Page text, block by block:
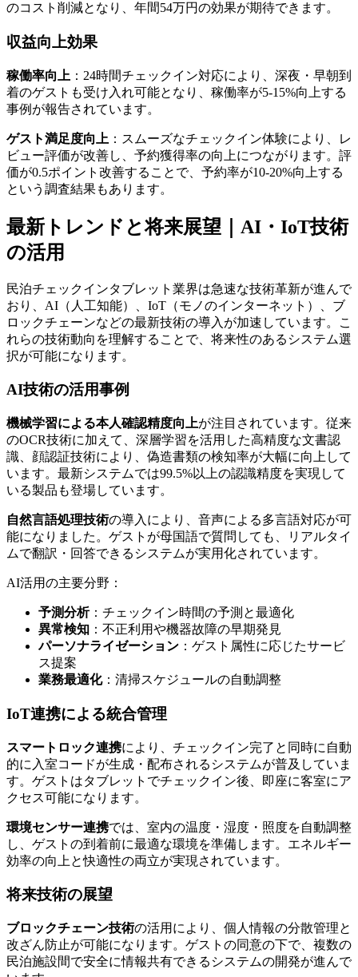
のコスト削減となり、年間54万円の効果が期待できます。
収益向上効果
稼働率向上 ：24時間チェックイン対応により、深夜・早朝到
着のゲストも受け入れ可能となり、稼働率が5-15%向上する
事例が報告されています。
ゲスト満足度向上 ：スムーズなチェックイン体験により、レ
ビュー評価が改善し、予約獲得率の向上につながります。評
価が0.5ポイント改善することで、予約率が10-20%向上する
という調査結果もあります。
最新トレンドと将来展望｜AI・IoT技術
の活用
民泊チェックインタブレット業界は急速な技術革新が進んで
おり、AI（人工知能）、IoT（モノのインターネット）、ブ
ロックチェーンなどの最新技術の導入が加速しています。こ
れらの技術動向を理解することで、将来性のあるシステム選
択が可能になります。
AI技術の活用事例
機械学習による本人確認精度向上が注目されています。従来
のOCR技術に加えて、深層学習を活用した高精度な文書認
識、顔認証技術により、偽造書類の検知率が大幅に向上して
います。最新システムでは99.5%以上の認識精度を実現して
いる製品も登場しています。
自然言語処理技術の導入により、音声による多言語対応が可
能になりました。ゲストが母国語で質問しても、リアルタイ
ムで翻訳・回答できるシステムが実用化されています。
AI活用の主要分野：
予測分析：チェックイン時間の予測と最適化
異常検知 ：不正利用や機器故障の早期発見
パーソナライゼーション ：ゲスト属性に応じたサービ
ス提案
業務最適化：清掃スケジュールの自動調整
IoT連携による統合管理
スマートロック連携により、チェックイン完了と同時に自動
的に入室コードが生成・配布されるシステムが普及していま
す。ゲストはタブレットでチェックイン後、即座に客室にア
クセス可能になります。
環境センサー連携では、室内の温度・湿度・照度を自動調整
し、ゲストの到着前に最適な環境を準備します。エネルギー
効率の向上と快適性の両立が実現されています。
将来技術の展望
ブロックチェーン技術の活用により、個人情報の分散管理と
改ざん防止が可能になります。ゲストの同意の下で、複数の
民泊施設間で安全に情報共有できるシステムの開発が進んで